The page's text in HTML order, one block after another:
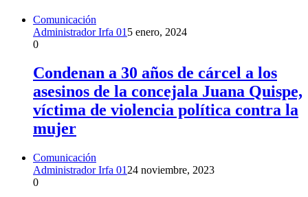
Comunicación
Administrador Irfa 01 5 enero, 2024
0
Condenan a 30 años de cárcel a los
asesinos de la concejala Juana Quispe,
víctima de violencia política contra la
mujer
Comunicación
Administrador Irfa 01 24 noviembre, 2023
0